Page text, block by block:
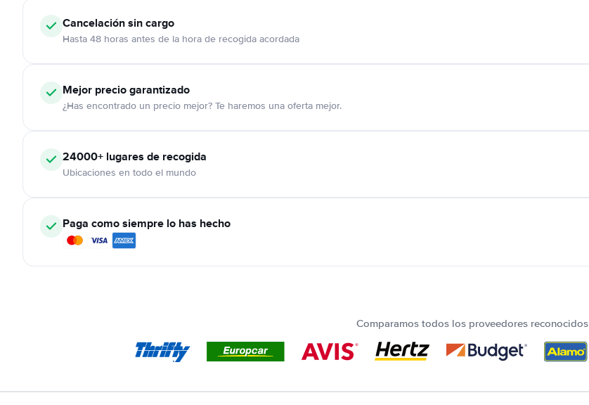
Cancelaciónsin cargo
Hasta 48 horas antes de la hora de recogida acordada
Mejor precio garantizado
¿Has encontrado un precio mejor? Te haremos una oferta mejor.
24000+ lugares de recogida
Ubicaciones en todo el mundo
Paga como siempre lo has hecho
Comparamos todos los proveedores reconocidos